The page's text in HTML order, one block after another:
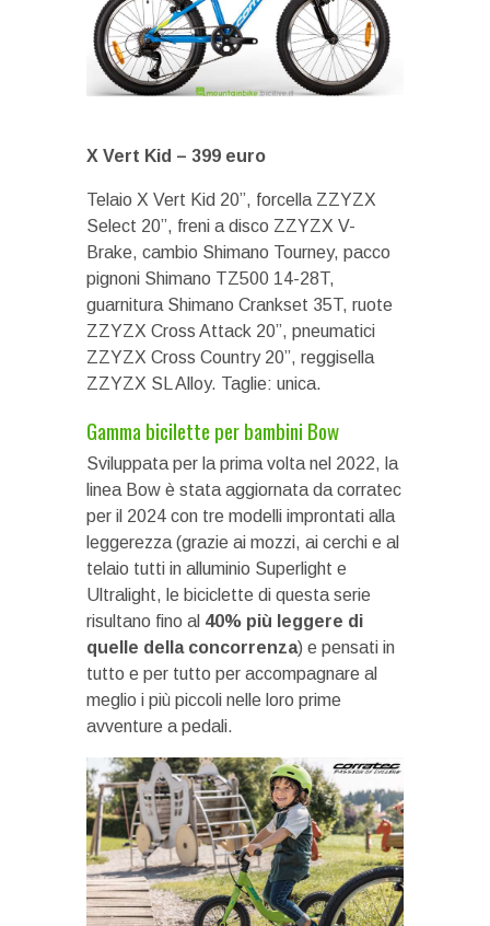
X Vert Kid – 399 euro
Telaio X Vert Kid 20”, forcella ZZYZX
Select 20”, freni a disco ZZYZX V-
Brake, cambio Shimano Tourney, pacco
pignoni Shimano TZ500 14-28T,
guarnitura Shimano Crankset 35T, ruote
ZZYZX Cross Attack 20”, pneumatici
ZZYZX Cross Country 20”, reggisella
ZZYZX SL Alloy. Taglie: unica.
Gamma bicilette per bambini Bow
Sviluppata per la prima volta nel 2022, la
linea Bow è stata aggiornata da corratec
per il 2024 con tre modelli improntati alla
leggerezza (grazie ai mozzi, ai cerchi e al
telaio tutti in alluminio Superlight e
Ultralight, le biciclette di questa serie
risultano fino al 40% più leggere di
quelle della concorrenza) e pensati in
tutto e per tutto per accompagnare al
meglio i più piccoli nelle loro prime
avventure a pedali.